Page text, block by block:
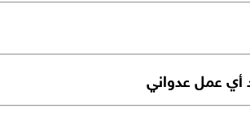
أي عمل عدواني